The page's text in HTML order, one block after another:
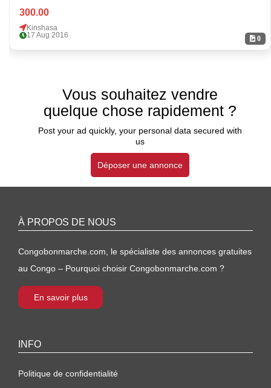
0
300.00
Kinshasa
17 Aug 2016
Vous souhaitez vendre
quelque chose rapidement ?
Post your ad quickly, your personal data secured with
us
Déposer une annonce
À PROPOS DE NOUS
Congobonmarche.com, le spécialiste des annonces gratuites
au Congo – Pourquoi choisir Congobonmarche.com ?
En savoir plus
INFO
Politique de confidentialité